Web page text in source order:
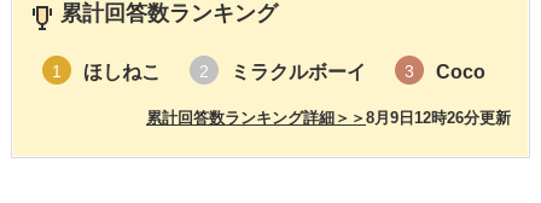
累計回答数ランキング
1 ほしねこ 2 ミラクルボーイ 3 Coco
8月9日12時26分更新
累計回答数ランキング詳細＞＞